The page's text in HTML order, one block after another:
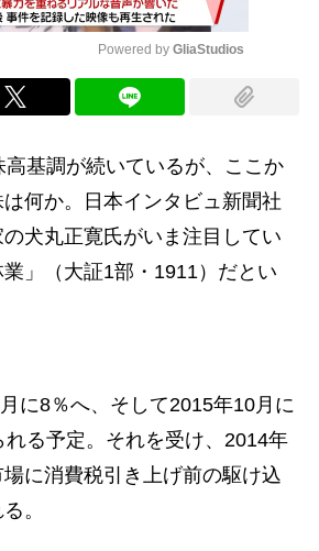
Powered by GliaStudios
基調が続いているが、ここか
何か。日本インタビュ新聞社
犬丸正寛氏がいま注目してい
」（大証1部・1911）だとい
に8％へ、そして2015年10月に
る予定。それを受け、2014年
に消費税引き上げ前の駆け込
。